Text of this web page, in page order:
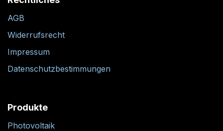
AGB
Widerrufsrecht
Impressum
Datenschutzbestimmungen
Produkte
Photovoltaik